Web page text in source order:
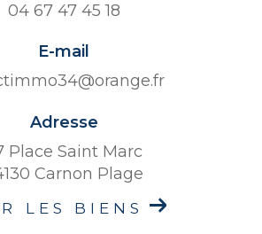
04 67 47 45 18
E-mail
Adresse
Place Saint Marc
Carnon Plage
LES BIENS